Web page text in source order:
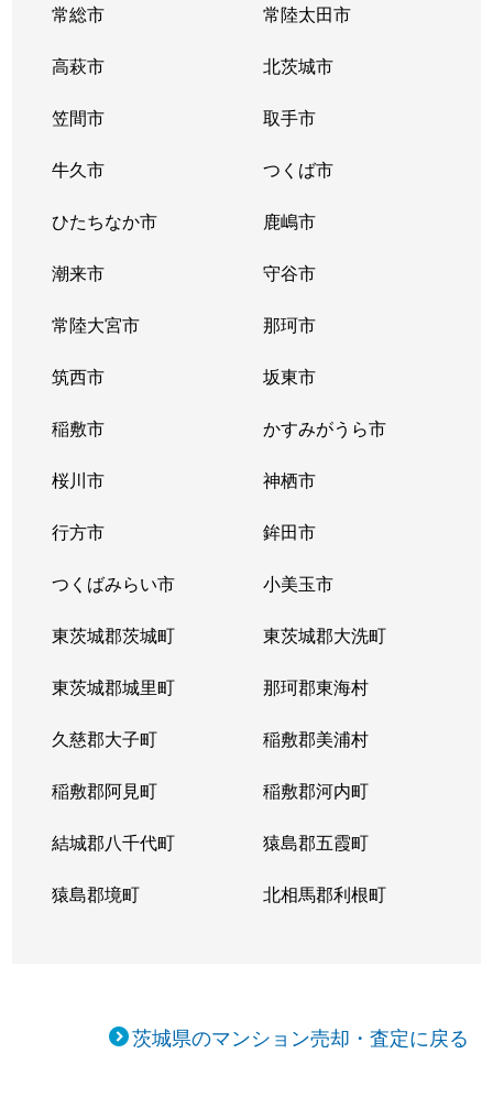
常総市 常陸太田市
高萩市 北茨城市
笠間市 取手市
牛久市 つくば市
ひたちなか市 鹿嶋市
潮来市 守谷市
常陸大宮市 那珂市
筑西市 坂東市
稲敷市 かすみがうら市
桜川市 神栖市
行方市 鉾田市
つくばみらい市 小美玉市
東茨城郡茨城町 東茨城郡大洗町
東茨城郡城里町 那珂郡東海村
久慈郡大子町 稲敷郡美浦村
稲敷郡阿見町 稲敷郡河内町
結城郡八千代町 猿島郡五霞町
猿島郡境町 北相馬郡利根町
茨城県のマンション売却・査定に戻る